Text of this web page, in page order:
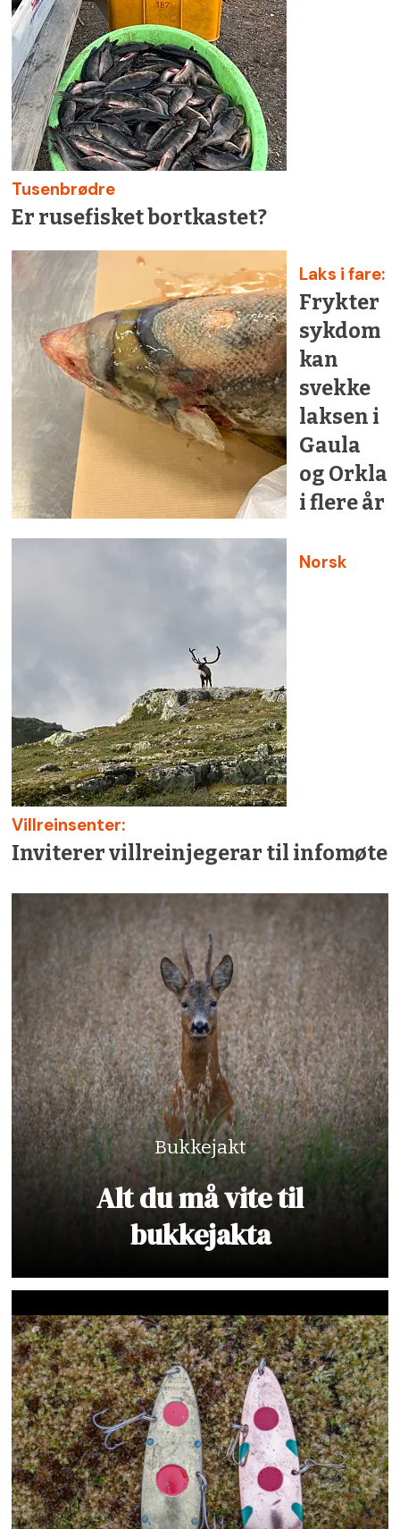
Tusenbrødre
Er rusefisket bortkastet?
Laks i fare:
Frykter
sykdom
kan
svekke
laksen i
Gaula
og Orkla
i flere år
Norsk
Villreinsenter:
Inviterer villreinjegerar til infomøte
Bukkejakt
Alt du må vite til
bukkejakta